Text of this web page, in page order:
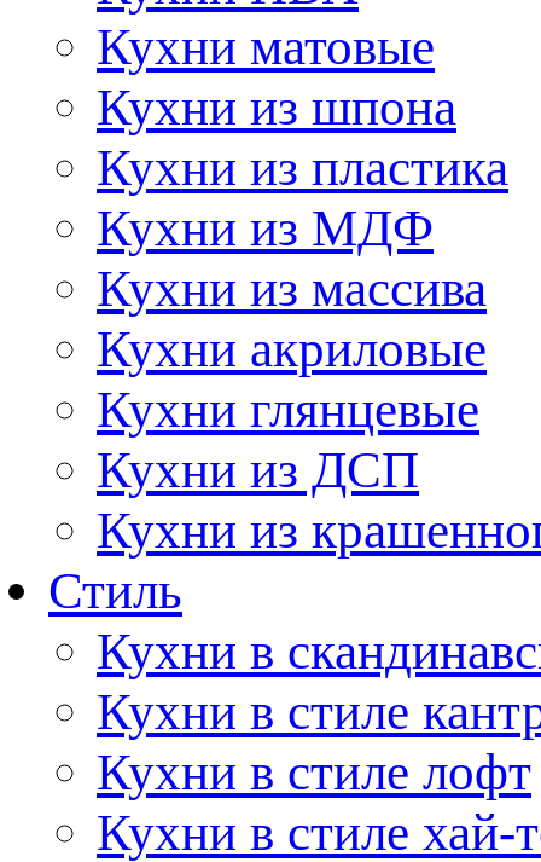
Кухни матовые
Кухни из шпона
Кухни из пластика
Кухни из МДФ
Кухни из массива
Кухни акриловые
Кухни глянцевые
Кухни из ДСП
Кухни из
Стиль
Кухни в
Кухни в стиле
Кухни в стиле лофт
Кухни в стиле хай-